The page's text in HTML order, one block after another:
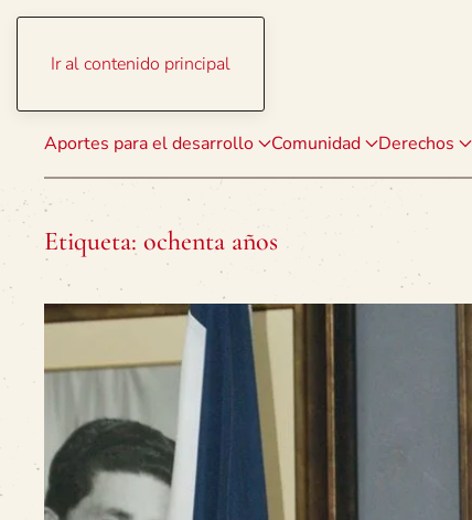
Ir al contenido principal
Aportes para el desarrollo Comunidad Derechos
Etiqueta: ochenta años